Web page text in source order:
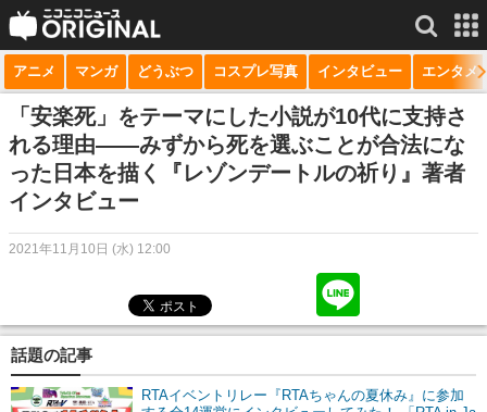
サービス一覧 もっと見る
niconico
動画
生放送
ニュース
マンガ
ニコニコQ
アニメ マンガ どうぶつ コスプレ写真 インタビュー エンタメ
「安楽死」をテーマにした小説が10代に支持さ
れる理由――みずから死を選ぶことが合法にな
った日本を描く『レゾンデートルの祈り』著者
インタビュー
2021年11月10日 (水) 12:00
話題の記事
RTAイベントリレー『RTAちゃんの夏休み』に参加